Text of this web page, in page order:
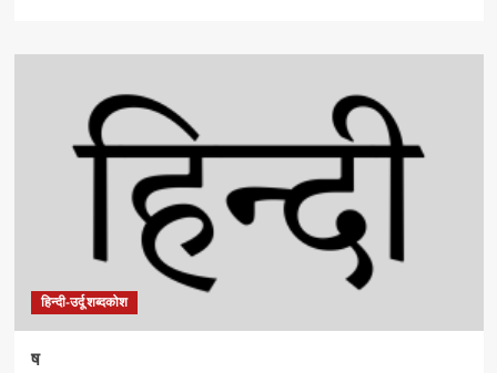
हिन्दी
और
ढ
हिन्दी-उर्दू शब्दकोश
ष